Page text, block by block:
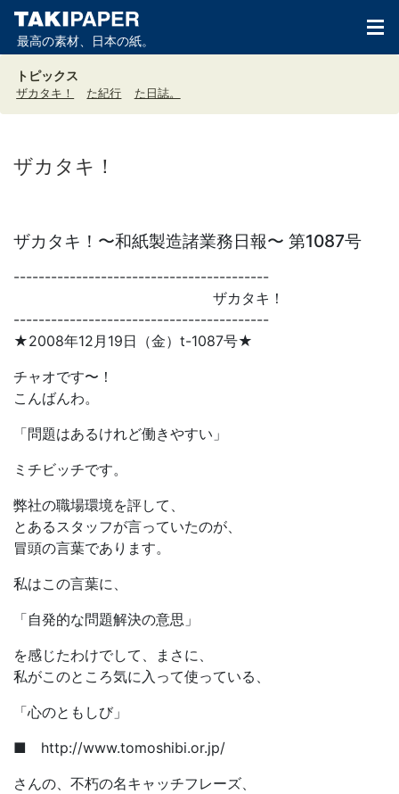
最高の素材、日本の紙。
トピックス
ザカタキ！ た紀行 た日誌。
ザカタキ！
ザカタキ！〜和紙製造諸業務日報〜 第1087号
-----------------------------------------
ザカタキ！
-----------------------------------------
★2008年12月19日（金）t-1087号★
チャオです〜！
こんばんわ。
「問題はあるけれど働きやすい」
ミチビッチです。
弊社の職場環境を評して、
とあるスタッフが言っていたのが、
冒頭の言葉であります。
私はこの言葉に、
「自発的な問題解決の意思」
を感じたわけでして、まさに、
私がこのところ気に入って使っている、
「心のともしび」
■ http://www.tomoshibi.or.jp/
さんの、不朽の名キャッチフレーズ、